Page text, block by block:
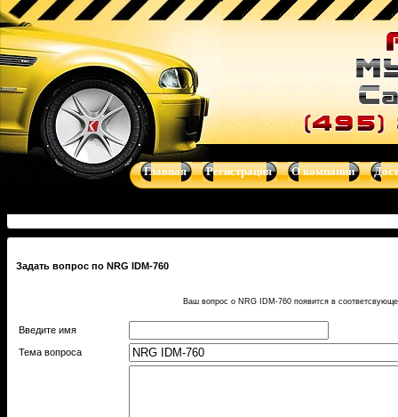
Главная Регистрация О компании
Задать вопрос по NRG IDM-760
Ваш вопрос о NRG IDM-760 появится в
Введите имя
Тема вопроса